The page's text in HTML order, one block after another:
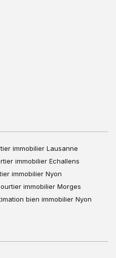
immobilier Lausanne
immobilier Echallens
immobilier Nyon
immobilier Morges
bien immobilier Nyon